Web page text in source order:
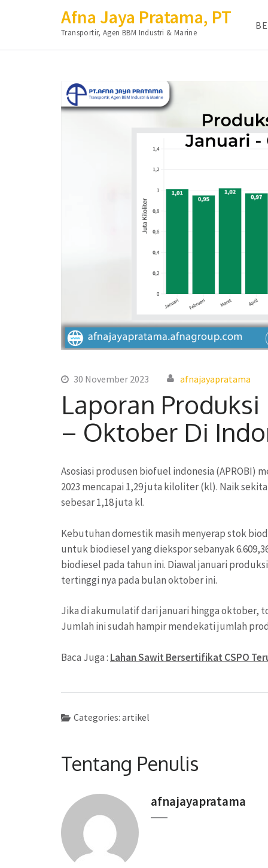
Afna Jaya Pratama, PT
Transportir, Agen BBM Industri & Marine
30 November 2023 afnajayapratama
Laporan
– Oktober Di
Asosiasi produsen biofuel indonesia
2023 mencapai 1,29 juta kiloliter (kl). Naik
sebesar 1,18 juta kl.
Kebutuhan domestik masih menyerap stok
untuk biodiesel yang diekspor sebanyak
biodiesel pada tahun ini. Diawal januari
tertinggi nya pada bulan oktober ini.
Jika di akumulatif dari januari hingga oktober,
Jumlah ini sudah hampir mendekati jumlah
Baca Juga : Lahan Sawit Bersertifikat CSPO
Categories: artikel
Tentang Penulis
afnajayapratama